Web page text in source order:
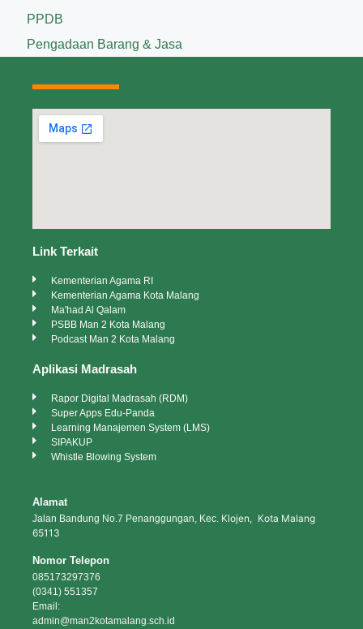
PPDB
Pengadaan Barang & Jasa
Link Terkait
Kementerian Agama RI
Kementerian Agama Kota Malang
Ma'had Al Qalam
PSBB Man 2 Kota Malang
Podcast Man 2 Kota Malang
Aplikasi Madrasah
Rapor Digital Madrasah (RDM)
Super Apps Edu-Panda
Learning Manajemen System (LMS)
SIPAKUP
Whistle Blowing System
Alamat
Jalan Bandung No.7 Penanggungan, Kec. Klojen, Kota Malang
65113
Nomor Telepon
085173297376
(0341) 551357
Email:
admin@man2kotamalang.sch.id